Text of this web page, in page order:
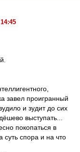
завел проигранный
и зудит до сих
выступать...
покопаться в
спора и на что